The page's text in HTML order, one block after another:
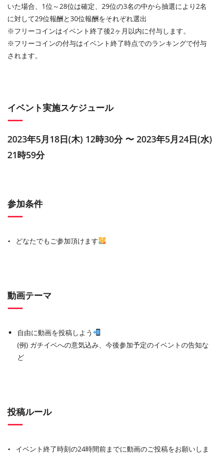
いた場合、1位～28位は確定、29位の3名の中から抽選により2名
に対して29位報酬と30位報酬をそれぞれ選出
※フリーコインはイベント終了後2ヶ月以内に付与します。
※フリーコインの付与はイベント終了時点でのランキングで付与
されます。
イベント実施スケジュール
2023年5月18日(木) 12時30分 〜 2023年5月24日(水)
21時59分
参加条件
どなたでもご参加頂けます
動画テーマ
自由に動画を投稿しよう
(例) ガチイベへの意気込み、今後参加予定のイベントの告知な
ど
投稿ルール
イベント終了時刻の24時間前までに動画のご投稿をお願いしま